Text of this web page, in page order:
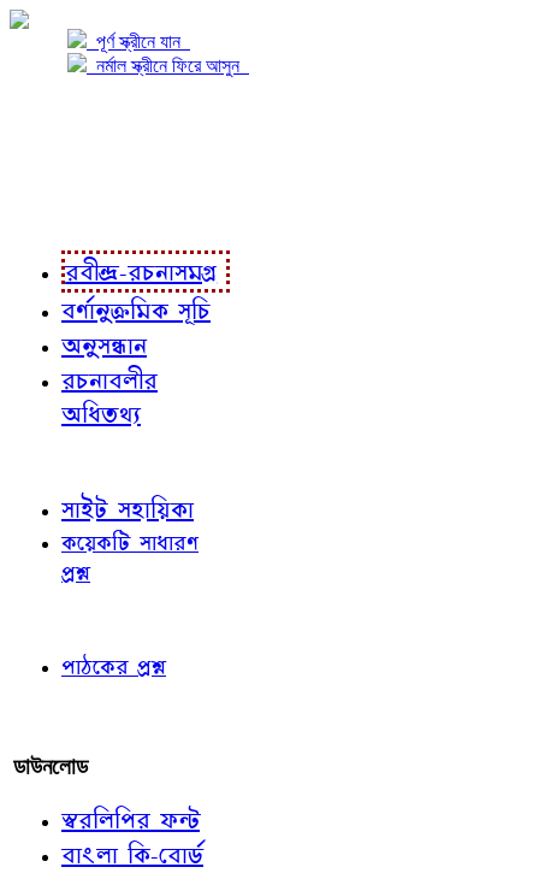
পূর্ণ স্ক্রীনে যান
নর্মাল স্ক্রীনে ফিরে আসুন
রবীন্দ্র-রচনাসমগ্র
বর্ণানুক্রমিক সূচি
অনুসন্ধান
রচনাবলীর
অধিতথ্য
সাইট সহায়িকা
কয়েকটি সাধারণ
প্রশ্ন
পাঠকের প্রশ্ন
ডাউনলোড
স্বরলিপির ফন্ট
বাংলা কি-বোর্ড